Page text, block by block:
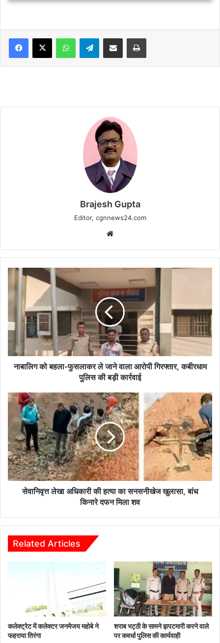
WhatsAppTelegramShare via Email Print
Brajesh Gupta
Editor, cgnnews24.com
नाबालिग
फुसलाकर
जाने
आरोपी
गिरफ्तार,
कबीरधाम
बड़ी
कार्रवाई
नाबालिग को बहला-फुसलाकर ले जाने वाला आरोपी गिरफ्तार, कबीरधाम
पुलिस की बड़ी कार्रवाई
सेवानिवृत्त
लेखा
अधिकारी
की
हत्या
का
सनसनीखेज
खुलासा,
बांध
सेवानिवृत्त लेखा अधिकारी की हत्या का सनसनीखेज खुलासा, बांध
किनारे दफन मिला शव
Related Articles
कलेक्ट्रेट में कलेक्टर जनमेजय महोबे ने
फहराया तिरंगा
शराब भट्ठी के सामने झपटमारी करने वाले
पर कवर्धा पुलिस की कार्यवाही